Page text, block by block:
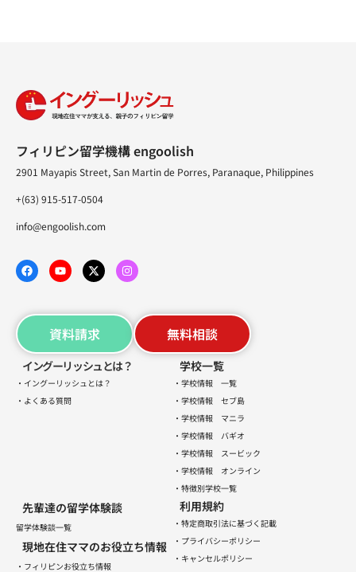
フィリピン留学機構 engoolish
2901 Mayapis Street, San Martin de Porres, Paranaque, Philippines
+(63) 915-517-0504
info@engoolish.com
資料請求 無料相談
イングーリッシュとは？
・イングーリッシュとは？
・よくある質問
学校一覧
・学校情報 一覧
・学校情報 セブ島
・学校情報 マニラ
・学校情報 バギオ
・学校情報 スービック
・学校情報 オンライン
・特徴別学校一覧
先輩達の留学体験談
留学体験談一覧
現地在住ママのお役立ち情報
・フィリピンお役立ち情報
利用規約
・特定商取引法に基づく記載
・プライバシーポリシー
・キャンセルポリシー